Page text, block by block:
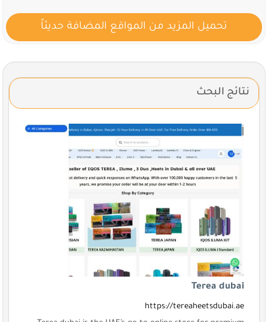
تحميل المزيد من المواقع المضافة حديثاً
نتائج البحث
Terea dubai
https://tereaheetsdubai.ae